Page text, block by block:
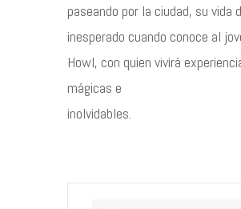
paseando por la ciudad, su vida
inesperado cuando conoce al
Howl, con quien vivirá
mágicas e
inolvidables.